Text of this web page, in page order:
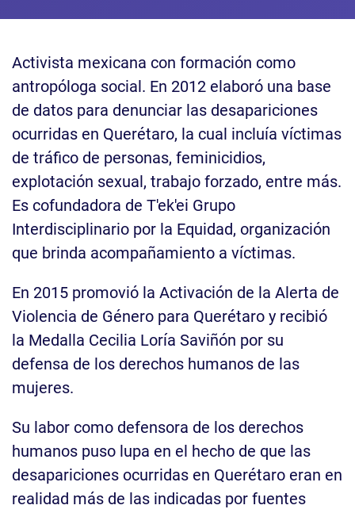
Activista mexicana con formación como
antropóloga social. En 2012 elaboró una base
de datos para denunciar las desapariciones
ocurridas en Querétaro, la cual incluía víctimas
de tráfico de personas, feminicidios,
explotación sexual, trabajo forzado, entre más.
Es cofundadora de T'ek'ei Grupo
Interdisciplinario por la Equidad, organización
que brinda acompañamiento a víctimas.
En 2015 promovió la Activación de la Alerta de
Violencia de Género para Querétaro y recibió
la Medalla Cecilia Loría Saviñón por su
defensa de los derechos humanos de las
mujeres.
Su labor como defensora de los derechos
humanos puso lupa en el hecho de que las
desapariciones ocurridas en Querétaro eran en
realidad más de las indicadas por fuentes